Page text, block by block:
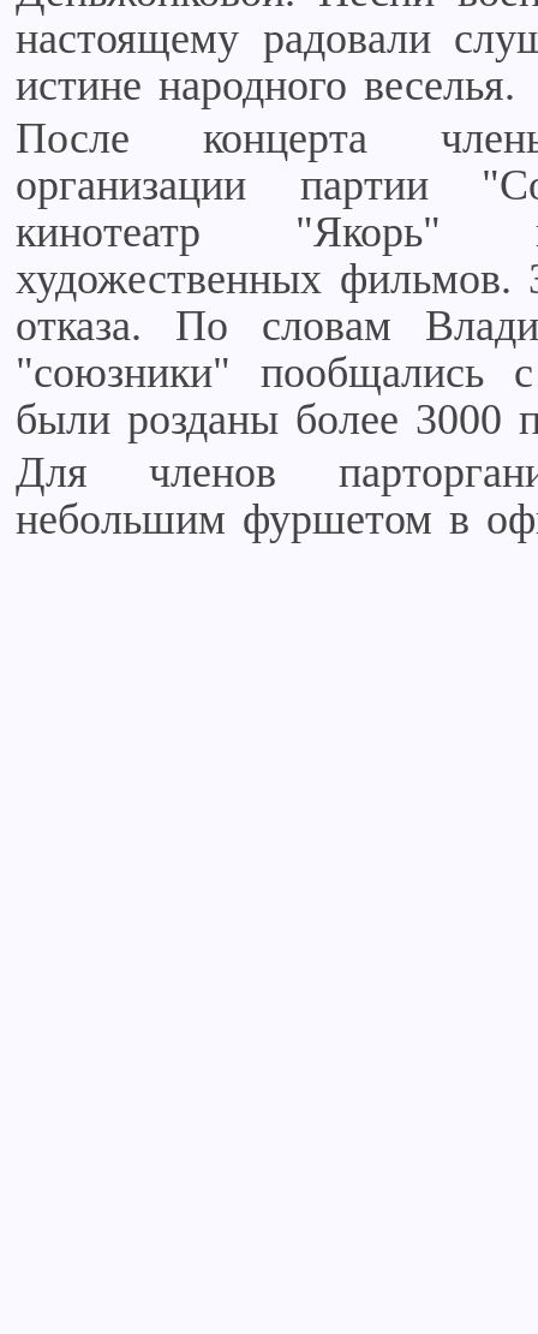
настоящему радовали
истине народного веселья.
После концерта
организации партии
кинотеатр "Якорь"
художественных фильмов.
отказа. По словам
"союзники" пообщались
были розданы более 3000
Для членов
небольшим фуршетом в